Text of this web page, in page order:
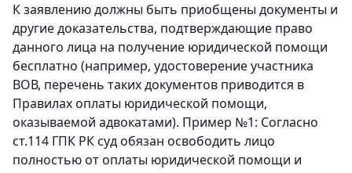
К заявлению должны быть приобщены документы и
другие доказательства, подтверждающие право
данного лица на получение юридической помощи
бесплатно (например, удостоверение участника
ВОВ, перечень таких документов приводится в
Правилах оплаты юридической помощи,
оказываемой адвокатами). Пример №1: Согласно
ст.114 ГПК РК суд обязан освободить лицо
полностью от оплаты юридической помощи и